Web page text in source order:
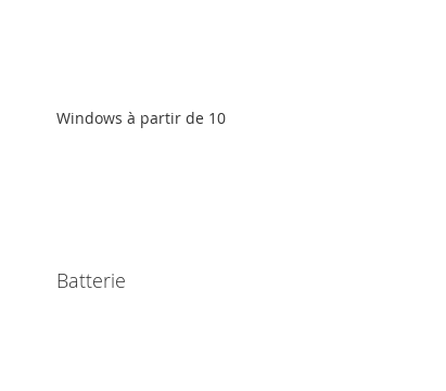
Windows à partir de 10
Batterie